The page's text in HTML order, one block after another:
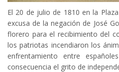
El 20 de julio de 1810 en la
excusa de la negación de José
florero para el recibimiento del
los patriotas incendiaron los
enfrentamiento entre
consecuencia el grito de